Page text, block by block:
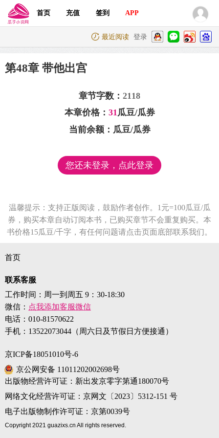
首页 充值 签到 APP
最近阅读 登录
第48章 带他出宫
章节字数： 2118
本章价格： 31瓜豆/瓜券
当前余额： 瓜豆/瓜券
您还未登录，点此登录
温馨提示：支持正版阅读，鼓励作者创作。1元=100瓜豆/瓜
券，购买本章自动订阅本书，已购买章节不会重复购买。本
书价格15瓜豆/千字，有任何问题请点击页面底部联系我们。
首页
联系客服
工作时间：周一到周五 9：30-18:30
微信： 点我添加客服微信
电话： 010-81570622
手机： 13522073044（周六日及节假日方便接通）
京ICP备18051010号-6
京公网安备 11011202002698号
出版物经营许可证：新出发京零字第通180070号
网络文化经营许可证：京网文〔2023〕5312-151 号
电子出版物制作许可证：京第0039号
Copyright 2021 guazixs.cn All rights reserved.